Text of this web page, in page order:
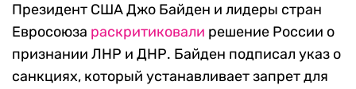
Президент США Джо Байден и лидеры стран
Евросоюза раскритиковали решение России о
признании ЛНР и ДНР. Байден подписал указ о
санкциях, который устанавливает запрет для